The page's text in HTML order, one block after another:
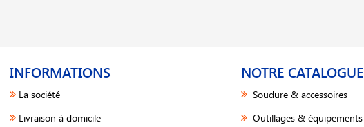
INFORMATIONS
La société
Livraison à domicile
NOTRE CATALOGUE
Soudure & accessoires
Outillages & équipements